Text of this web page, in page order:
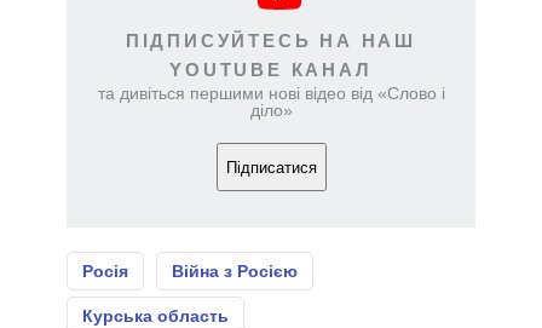
ПІДПИСУЙТЕСЬ НА НАШ
YOUTUBE КАНАЛ
та дивіться першими нові відео від «Слово і
діло»
Підписатися
Росія Війна з Росією
Курська область